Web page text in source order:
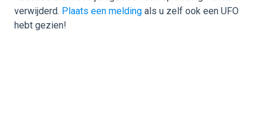
verwijderd. Plaats een melding als u zelf ook een UFO
hebt gezien!